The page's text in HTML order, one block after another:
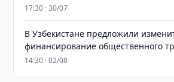
17:30 · 30/07
В Узбекистане предложили
финансирование общественного
14:30 · 02/08